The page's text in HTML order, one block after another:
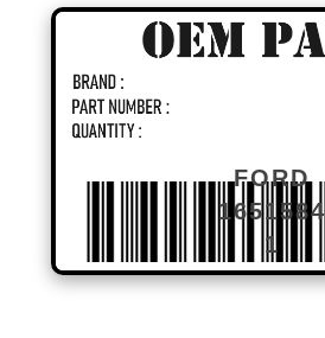
FORD
1651584
1